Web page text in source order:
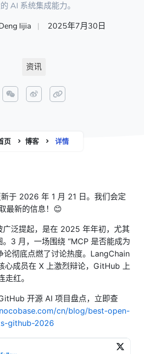
AI 系统集成能力。
lijia
| 2025年7月30日
资讯
页 博客 详情
于 2026 年 1 月 21 日。我们会定
最新的信息！😊
广泛提起，是在 2025 年年初，尤其
3 月，一场围绕 “MCP 是否能成为
论彻底点燃了讨论热度。LangChain
心成员在 X 上激烈辩论，GitHub 上
红。
开源 AI 项目盘点，立即查
cn/blog/best-open-
github-2026